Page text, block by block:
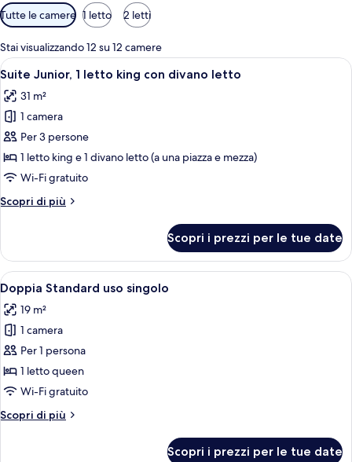
Filtri
disponibili
per
le
camere
Tutte le camere 1 letto 2 letti
Stai visualizzando 12 su 12 camere
Apri
tutte
le
foto
per
Suite
Junior,
letto
divano
letto
Una camera d'albergo moderna con
10
Suite Junior, 1 letto king con divano letto
31 m²
1 camera
Per 3 persone
1 letto king e 1 divano letto (a una piazza e mezza)
Wi-Fi gratuito
Scopri di più
Altri
Junior,
letto
king
con
divano
Scopri i prezzi per le tue date
Apri
tutte
le
foto
per
Doppia
Standard
singolo
Una camera d'albergo moderna
4
Doppia Standard uso singolo
19 m²
1 camera
Per 1 persona
1 letto queen
Wi-Fi gratuito
Scopri di più
Altri
Scopri i prezzi per le tue date